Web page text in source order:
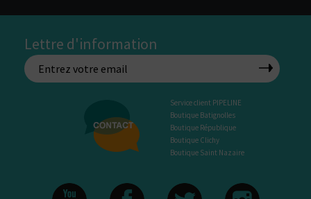
Lettre d'information
Service client PIPELINE
Boutique Batignolles
Boutique République
Boutique Clichy
Boutique Saint Nazaire